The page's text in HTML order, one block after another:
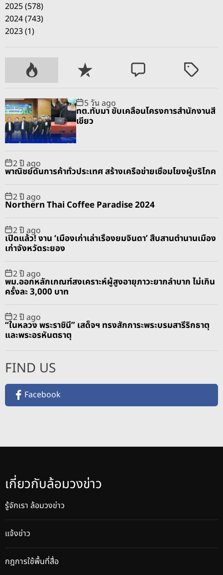
2025 (578)
2024 (743)
2023 (1)
P
o
p
u
l
a
r
R
e
c
e
n
C
o
m
m
e
T
g
g
e
5 วัน ago
ทต.ทับมา ขับเคลื่อนโครงการสำนักงานสี
เขียว
2 ปี ago
พาณิชย์ดันการค้าทั่วประเทศ สร้างเครือข่ายเชื่อมโยงผู้บริโภค
2 ปี ago
Northern Thai Coffee Paradise 2024
2 ปี ago
เปิดแล้ว! งาน ‘เมืองเก่าเล่าเรื่องยมจินดา’ สืบสานตำนานเมือง
เก่าจังหวัดระยอง
2 ปี ago
พม.ออกหลักเกณฑ์สงเคราะห์ผู้สูงอายุภาวะยากลำบาก ไม่เกิน
ครั้งละ 3,000 บาท
2 ปี ago
“ในหลวง พระราชินี” เสด็จฯ ทรงสักการะพระบรมสารีริกธาตุ
และพระอรหันตธาตุ
FIND US
Facebook
เกี่ยวกับล้อมวงข่าว
รู้จักเรา ล้อมวงข่าว
แจ้งข่าว
กฎการใช้พื้นที่สื่อ